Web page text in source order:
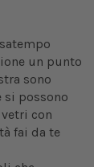
un punto
sono
possono
con
fai da te